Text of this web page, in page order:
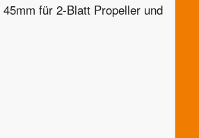
für 2-Blatt Propeller und